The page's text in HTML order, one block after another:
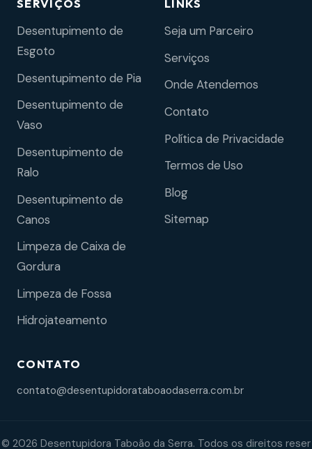
SERVIÇOS
Desentupimento de
Esgoto
Desentupimento de Pia
Desentupimento de
Vaso
Desentupimento de
Ralo
Desentupimento de
Canos
Limpeza de Caixa de
Gordura
Limpeza de Fossa
Hidrojateamento
LINKS
Seja um Parceiro
Serviços
Onde Atendemos
Contato
Política de Privacidade
Termos de Uso
Blog
Sitemap
CONTATO
contato@desentupidorataboaodaserra.com.br
© 2026 Desentupidora Taboão da Serra. Todos os direitos reser